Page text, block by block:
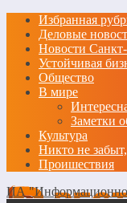
Избранная
Деловые
Новости
Устойчивая
Общество
В мире
Заметки
Культура
Никто не
Проишествия
ИА